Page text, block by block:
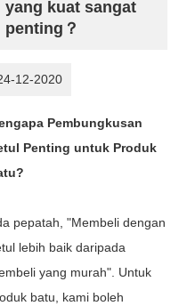
yang kuat sangat
penting？
12-2020
Pembungkusan
Penting untuk Produk
pepatah, "Membeli dengan
lebih baik daripada
yang murah". Untuk
batu, kami boleh